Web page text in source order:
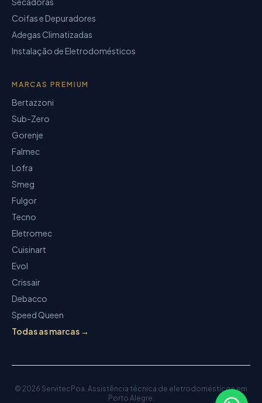
Coifas e Depuradores
Adegas Climatizadas
Instalação de Eletrodomésticos
MARCAS PREMIUM
Bertazzoni
Sub-Zero
Gorenje
Falmec
Lofra
Smeg
Fulgor
Tecno
Eletromec
Cuisinart
Evol
Crissair
Debacco
Speed Queen
Todas as marcas →
© 2026 ServitecPoa. Assistência técnica de eletrodomésticosem
Porto Alegre.